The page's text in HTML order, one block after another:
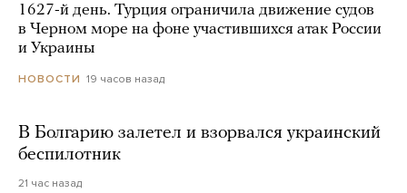
1627-й день. Турция ограничила движение судов
в Черном море на фоне участившихся атак России
и Украины
НОВОСТИ 19 часов назад
В Болгарию залетел и взорвался украинский
беспилотник
21 час назад